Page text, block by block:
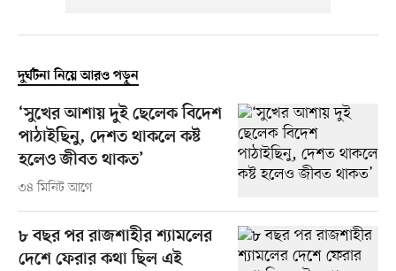
দুর্ঘটনা নিয়ে আরও পড়ুন
‘সুখের আশায় দুই ছেলেক বিদেশ
পাঠাইছিনু, দেশত থাকলে কষ্ট
হলেও জীবত থাকত’
৩৪ মিনিট আগে
৮ বছর পর রাজশাহীর শ্যামলের
দেশে ফেরার কথা ছিল এই